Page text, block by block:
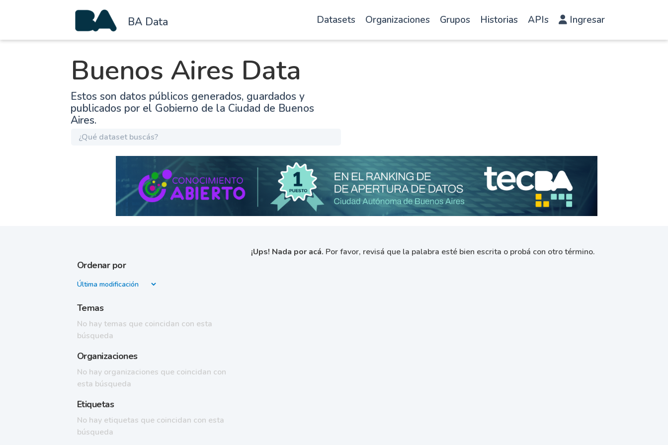
BA Data Datasets Organizaciones Grupos Historias APIs Ingresar
Buenos Aires Data
Estos son datos públicos generados, guardados y
publicados por el Gobierno de la Ciudad de Buenos
Aires.
Ordenar por
Temas
No hay temas que coincidan con esta
búsqueda
Organizaciones
No hay organizaciones que coincidan con
esta búsqueda
Etiquetas
No hay etiquetas que coincidan con esta
búsqueda
¡Ups! Nada por acá. Por favor, revisá que la palabra esté bien escrita o probá con otro término.